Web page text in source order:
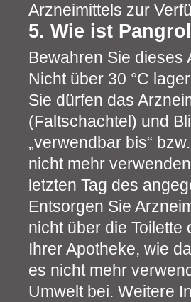
Arzneimittels zur
5. Wie ist
Bewahren Sie dieses
Nicht über 30 °C
Sie dürfen das
(Faltschachtel) und
„verwendbar bis“
nicht mehr
letzten Tag des
Entsorgen Sie
nicht über die
Ihrer Apotheke, wie
es nicht mehr
Umwelt bei. Weitere